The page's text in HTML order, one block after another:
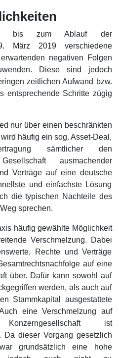
bis zum Ablauf der
März 2019 verschiedene
negativen Folgen
Diese sind jedoch
zeitlichen Aufwand bzw.
entsprechende Schritte zügig
nur über einen beschränkten
häufig ein sog. Asset-Deal,
sämtlicher den
ausmachender
Verträge auf eine deutsche
und einfachste Lösung
die typischen Nachteile des
sprechen.
häufig gewählte Möglichkeit
Verschmelzung. Dabei
Rechte und Verträge
auf eine
über. Dafür kann sowohl auf
werden, als auch auf
Stammkapital ausgestattete
eine Verschmelzung auf
ist
Da dieser Vorgang gesetzlich
grundsätzlich eine hohe